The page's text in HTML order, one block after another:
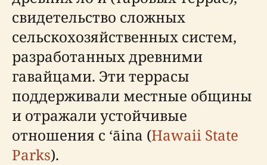
свидетельство сложных
сельскохозяйственных систем,
разработанных древними
гавайцами. Эти террасы
поддерживали местные общины
и отражали устойчивые
отношения с ʻāina (Hawaii State
Parks).